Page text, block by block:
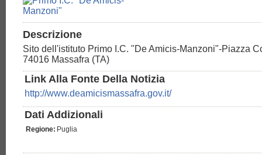
Descrizione
Sito dell'istituto Primo I.C. "De Amicis-Manzoni"-Piazza
74016 Massafra (TA)
Link Alla Fonte Della Notizia
http://www.deamicismassafra.gov.it/
Dati Addizionali
Regione: Puglia